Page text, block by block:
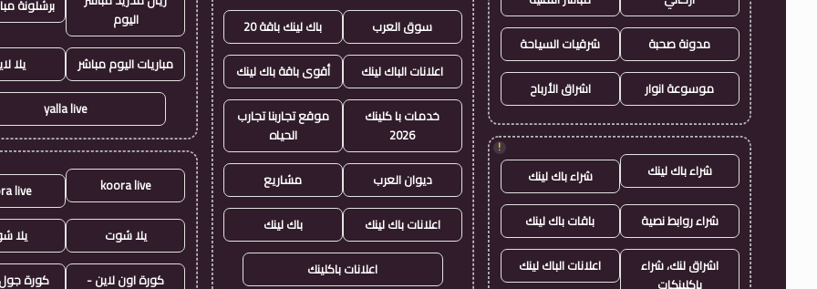
مدونة صحبة شرقيات السياحة
موسوعة انوار اشراق الأرباح
!
شراء باك لينك شراء باك لينك
شراء روابط نصية باقات باك لينك
اشراق لنك، شراء
باكلينكات
اعلانات الباك لينك
سوق العرب باك لينك باقة 20
اعلانات الباك لينك أقوى باقة باك لينك
خدمات با كلينك
2026
موقع تجاربنا تجارب
الحياه
ديوان العرب مشاريع
اعلانات باك لينك باك لينك
اعلانات باكلينك
اليوم
برشلونة
مباريات اليوم مباشر يلا
yalla live
koora live
live
يلا شوت يلا
كورة اون لاين -